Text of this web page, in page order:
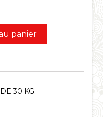
panier
30 KG.